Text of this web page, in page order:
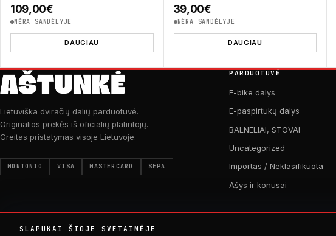
109,00€
NĖRA SANDĖLYJE
DAUGIAU
39,00€
NĖRA SANDĖLYJE
DAUGIAU
Lietuviška dviračių dalių parduotuvė.
Originalios prekės iš oficialių platintojų.
Greitas pristatymas visoje Lietuvoje.
MONTONIO VISA MASTERCARD SEPA
PARDUOTUVĖ
E-bike dalys
E-paspirtukų dalys
BALNELIAI, STOVAI
Uncategorized
Importas / Neklasifikuota
Ašys ir konusai
SLAPUKAI ŠIOJE SVETAINĖJE